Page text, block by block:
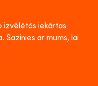
izvēlētās iekārtas
Sazinies ar mums, lai